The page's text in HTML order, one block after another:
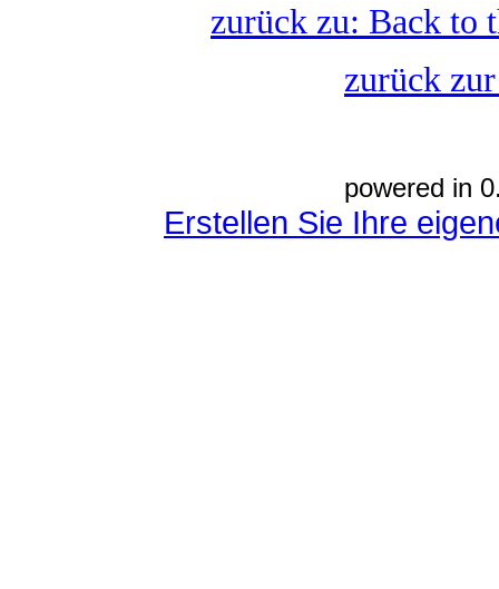
zurück zu: Back to
zurück
powered in
Erstellen Sie Ihre